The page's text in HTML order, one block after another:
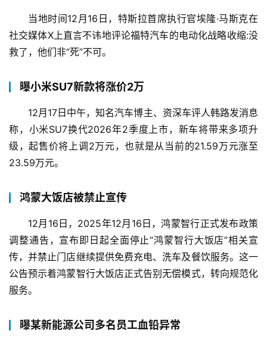
当地时间12月16日，特斯拉首席执行官埃隆·马斯克在
社交媒体X上直言不讳地评论福特汽车的电动化战略收缩:没
救了，他们非“死”不可。
曝小米SU7新款将涨价2万
12月17日中午，知名汽车博主、资深车评人韩路发消息
称，小米SU7换代2026年2季度上市，新车将带来多项升
级，起售价将上调2万元，也就是从当前的21.59万元涨至
23.59万元。
鸿蒙大饭店被禁止宣传
12月16日，2025年12月16日，鸿蒙智行正式发布政策
调整通告，宣布即日起全面停止“鸿蒙智行大饭店”相关宣
传，并禁止门店继续提供免费充电、洗车及餐饮服务。这一
公告预示着鸿蒙智行大饭店正式告别无偿模式，转向规范化
服务。
曝某新能源公司多名员工血铅异常